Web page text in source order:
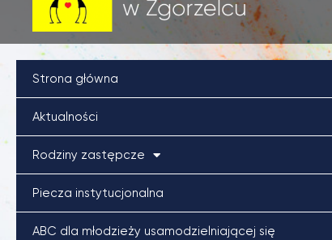
Strona główna
Aktualności
Rodziny zastępcze
Piecza instytucjonalna
ABC dla młodzieży usamodzielniającej się